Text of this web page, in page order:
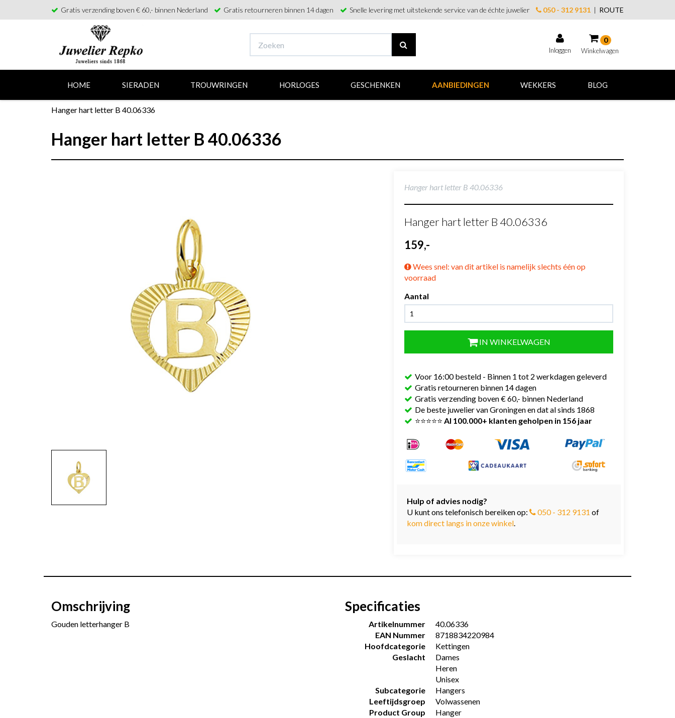
Gratis verzending boven € 60,- binnen Nederland Gratis retourneren binnen 14 dagen Snelle levering met uitstekende service van de échte juwelier 050 - 312 9131| ROUTE
Inloggen
0
Winkelwagen
Winkelwagen
HOME SIERADEN TROUWRINGEN HORLOGES GESCHENKEN AANBIEDINGEN WEKKERS BLOG
Hanger hart letter B 40.06336
Hanger hart letter B 40.06336
Hanger hart letter B 40.06336
Hanger hart letter B 40.06336
159,-
Wees snel: van dit artikel is namelijk slechts één op
voorraad
Aantal
IN WINKELWAGEN
Voor 16:00 besteld - Binnen 1 tot 2 werkdagen geleverd
Gratis retourneren binnen 14 dagen
Gratis verzending boven € 60,- binnen Nederland
De beste juwelier van Groningen en dat al sinds 1868
⭐⭐⭐⭐⭐Al 100.000+ klanten geholpen in 156 jaar
Hulp of advies nodig?
U kunt ons telefonisch bereiken op:
050 - 312 9131 of
kom direct langs in onze winkel.
Omschrijving
Gouden letterhanger B
Specificaties
Artikelnummer
40.06336
EAN Nummer
8718834220984
Hoofdcategorie
Kettingen
Geslacht
Dames
Heren
Unisex
Subcategorie
Hangers
Leeftijdsgroep
Volwassenen
Product Group
Hanger